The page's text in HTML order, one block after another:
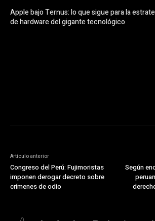
Apple bajo Ternus: lo que sigue para la
de hardware del gigante tecnológico
Artículo anterior
Congreso del Perú: Fujimoristas
imponen derogar decreto sobre
crímenes de odio
Según